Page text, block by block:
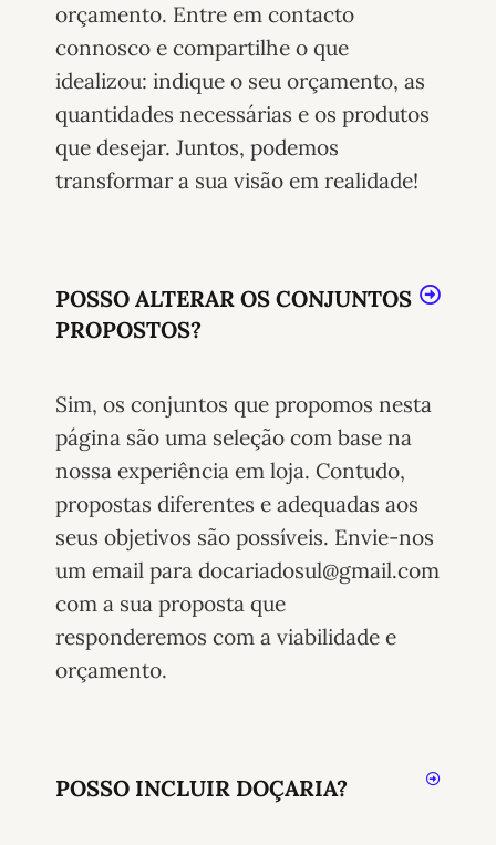
orçamento. Entre em contacto
connosco e compartilhe o que
idealizou: indique o seu orçamento, as
quantidades necessárias e os produtos
que desejar. Juntos, podemos
transformar a sua visão em realidade!
POSSO ALTERAR OS CONJUNTOS
PROPOSTOS?
Sim, os conjuntos que propomos nesta
página são uma seleção com base na
nossa experiência em loja. Contudo,
propostas diferentes e adequadas aos
seus objetivos são possíveis. Envie-nos
um email para docariadosul@gmail.com
com a sua proposta que
responderemos com a viabilidade e
orçamento.
POSSO INCLUIR DOÇARIA?